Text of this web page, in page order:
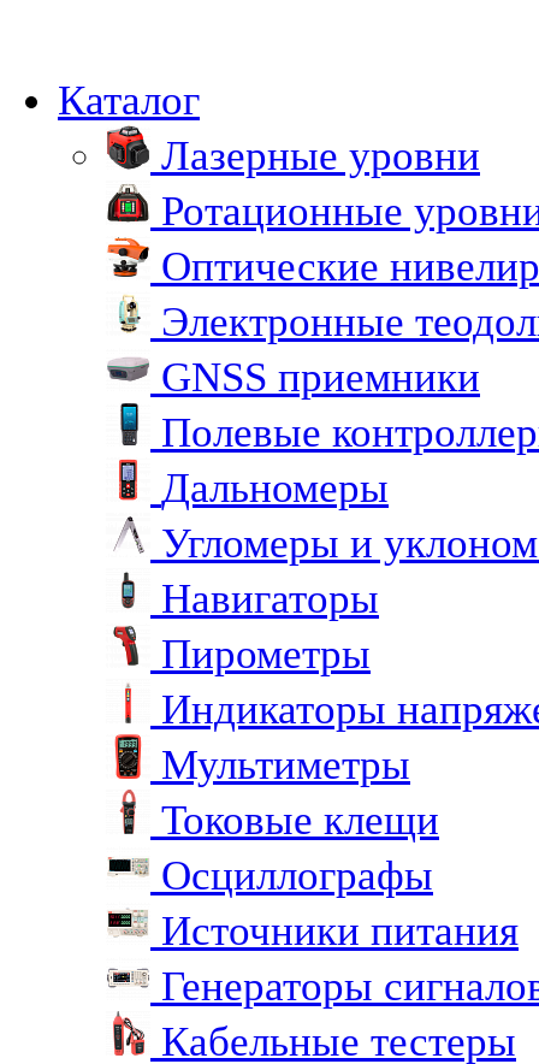
Каталог
Лазерные уровни
Ротационные
Оптические
Электронные
GNSS приемники
Полевые
Дальномеры
Угломеры и
Навигаторы
Пирометры
Индикаторы
Мультиметры
Токовые клещи
Осциллографы
Источники питания
Генераторы
Кабельные тестеры